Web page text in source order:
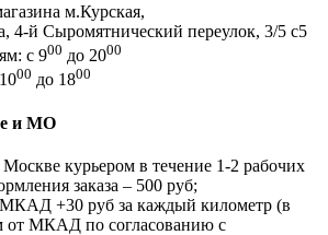
м.Курская,
4-й Сыромятнический переулок, 3/5 с5
с 900 до 2000
00 до 1800
и МО
курьером в течение 1-2 рабочих
заказа – 500 руб;
МКАД +30 руб за каждый километр (в
от МКАД по согласованию с